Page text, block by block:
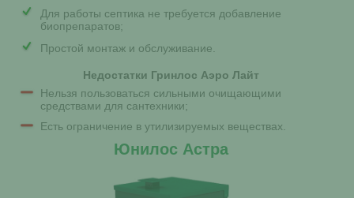
Для работы септика не требуется добавление
биопрепаратов;
Простой монтаж и обслуживание.
Недостатки Гринлос Аэро Лайт
Нельзя пользоваться сильными очищающими
средствами для сантехники;
Есть ограничение в утилизируемых веществах.
Юнилос Астра